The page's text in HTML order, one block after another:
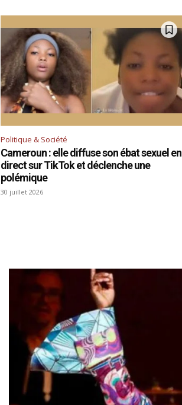
Politique & Société
Cameroun : elle diffuse son ébat sexuel en
direct sur TikTok et déclenche une
polémique
30 juillet 2026